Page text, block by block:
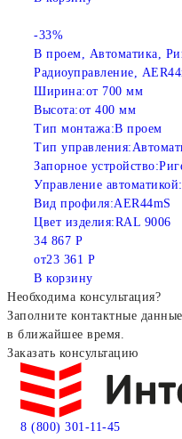
-33%
В проем, Автоматика,
Радиоуправление,
Ширина:от 700 мм
Высота:от 400 мм
Тип монтажа:В проем
Тип управления:
Запорное устройство:
Управление автоматикой:
Вид профиля:AER44mS
Цвет изделия:RAL 9006
34 867 Р
от23 361 Р
В корзину
Необходима консультация?
Заполните контактные
в ближайшее время.
Заказать консультацию
8 (800) 301-11-45